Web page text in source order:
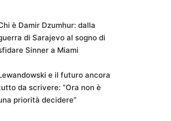
è Damir Dzumhur: dalla
di Sarajevo al sogno di
Sinner a Miami
e il futuro ancora
da scrivere: “Ora non è
priorità decidere”